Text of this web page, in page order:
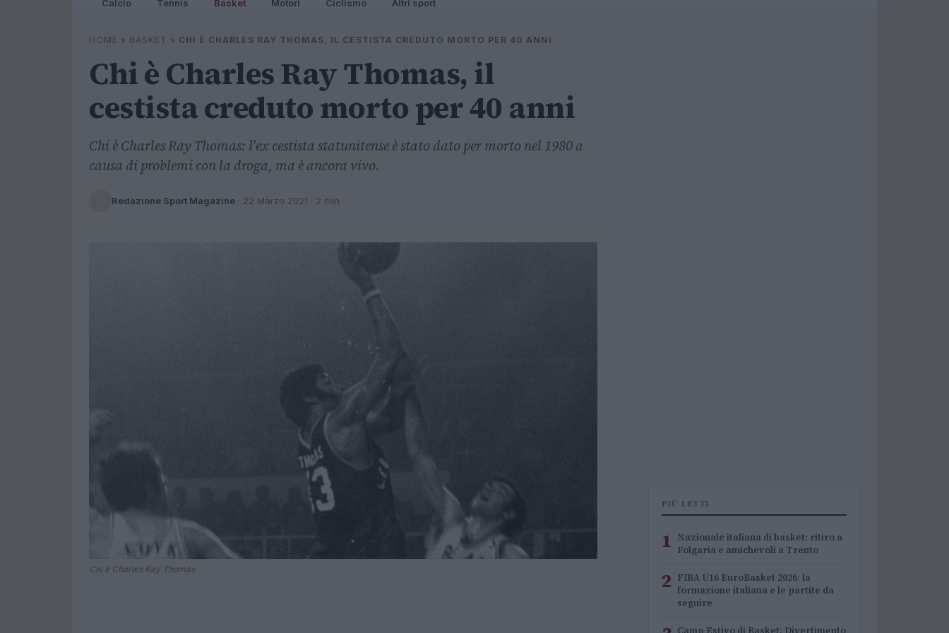
Calcio Tennis Basket Motori Ciclismo Altri sport
HOME » BASKET » CHI È CHARLES RAY THOMAS, IL CESTISTA CREDUTO MORTO PER 40 ANNI
Chi è Charles Ray Thomas, il
cestista creduto morto per 40 anni
Chi è Charles Ray Thomas: l'ex cestista statunitense è stato dato per morto nel 1980 a
causa di problemi con la droga, ma è ancora vivo.
Redazione Sport Magazine · 22 Marzo 2021 · 2 min
Chi è Charles Ray Thomas
PIÙ LETTI
1 Nazionale italiana di basket: ritiro a
Folgaria e amichevoli a Trento
2 FIBA U16 EuroBasket 2026: la
formazione italiana e le partite da
seguire
Camp Estivo di Basket: Divertimento